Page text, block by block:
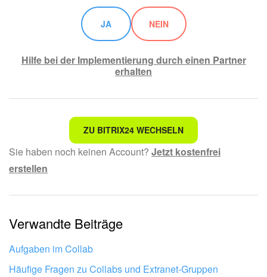
JA NEIN
Hilfe bei der Implementierung durch einen Partner
erhalten
Nicht das, wonach ich suche.
Kompliziert und unverständlich formuliert.
Mir gefällt nicht, wie das Tool funktioniert.
ZU BITRIX24 WECHSELN
Sie haben noch keinen Account? Jetzt kostenfrei
erstellen
Verwandte Beiträge
Aufgaben im Collab
Häufige Fragen zu Collabs und Extranet-Gruppen